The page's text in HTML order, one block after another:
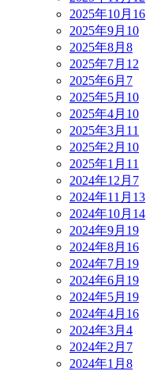
2025年10月 16
2025年9月 10
2025年8月 8
2025年7月 12
2025年6月 7
2025年5月 10
2025年4月 10
2025年3月 11
2025年2月 10
2025年1月 11
2024年12月 7
2024年11月 13
2024年10月 14
2024年9月 19
2024年8月 16
2024年7月 19
2024年6月 19
2024年5月 19
2024年4月 16
2024年3月 4
2024年2月 7
2024年1月 8